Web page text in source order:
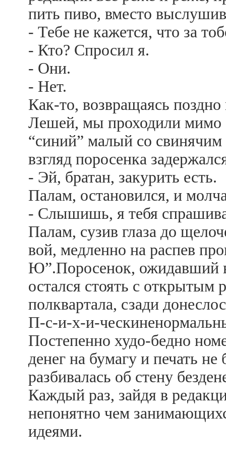
пить пиво, вместо
- Тебе не кажется, что за
- Кто? Спросил я.
- Они.
- Нет.
Как-то, возвращаясь
Лешей, мы проходили мимо
“синий” малый со
взгляд поросенка
- Эй, братан, закурить есть.
Палам, остановился, и
- Слышишь, я тебя
Палам, сузив глаза до
вой, медленно на распев
Ю”.Поросенок, ожидавший
остался стоять с
полквартала, сзади
П-с-и-х-и-
Постепенно худо-бедно
денег на бумагу и печать
разбивалась об стену
Каждый раз, зайдя в
непонятно чем
идеями.